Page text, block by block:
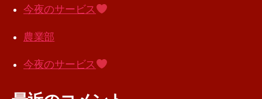
今夜のサービス
農業部
今夜のサービス